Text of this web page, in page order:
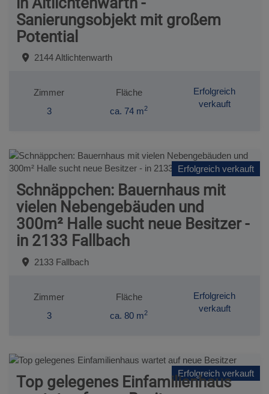
Sanierungsobjekt mit großem
Potential
2144 Altlichtenwarth
Zimmer
3
Fläche
ca. 74 m2
Erfolgreich
verkauft
Erfolgreich verkauft
Schnäppchen: Bauernhaus mit
vielen Nebengebäuden und
300m² Halle sucht neue Besitzer -
in 2133 Fallbach
2133 Fallbach
Zimmer
3
Fläche
ca. 80 m2
Erfolgreich
verkauft
Erfolgreich verkauft
Top gelegenes Einfamilienhaus